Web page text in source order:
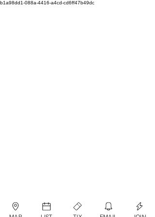
b1a98dd1-088a-4416-a4cd-cd6ff47b49dc